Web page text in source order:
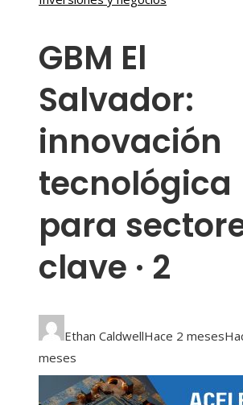
GBM El
Salvador:
innovación
tecnológica
para
clave · 2
Ethan CaldwellHace 2 meses
meses